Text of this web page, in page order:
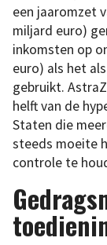
een jaaromzet
miljard euro)
inkomsten op
euro) als het
gebruikt.
helft van de
Staten die
steeds moeite
controle te